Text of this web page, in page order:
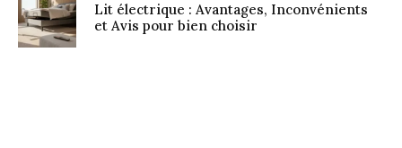
Lit électrique : Avantages, Inconvénients
et Avis pour bien choisir